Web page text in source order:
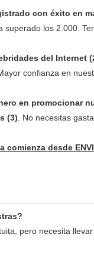
con éxito en
los 2.000.
del Internet
confianza en
en promocionar
(3) . No necesitas
desde
pero necesita